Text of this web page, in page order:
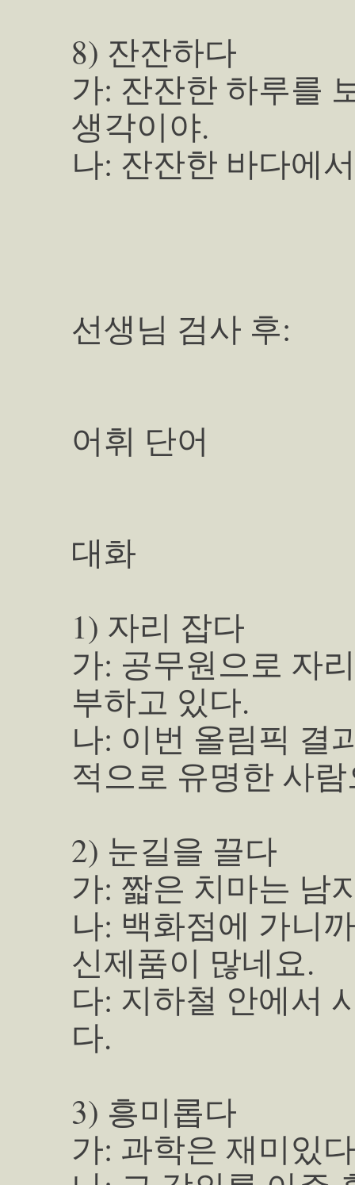
8) 잔잔하다
가: 잔잔한 하루를
생각이야.
나: 잔잔한 바다에
선생님 검사 후:
어휘 단어
대화
1) 자리 잡다
가: 공무원으로 자
부하고 있다.
나: 이번 올림픽 결
적으로 유명한 사
2) 눈길을 끌다
가: 짧은 치마는 남
나: 백화점에 가니
신제품이 많네요.
다: 지하철 안에서
다.
3) 흥미롭다
가: 과학은 재미있